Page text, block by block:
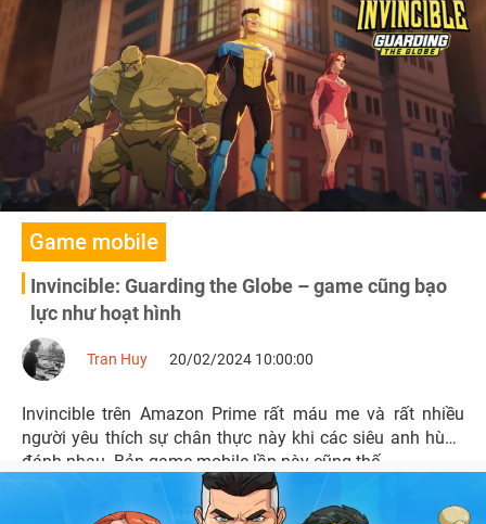
Game mobile
Invincible: Guarding the Globe – game cũng bạo
lực như hoạt hình
Tran Huy 20/02/2024 10:00:00
Invincible trên Amazon Prime rất máu me và rất nhiều
người yêu thích sự chân thực này khi các siêu anh hùng
đánh nhau. Bản game mobile lần này cũng thế.